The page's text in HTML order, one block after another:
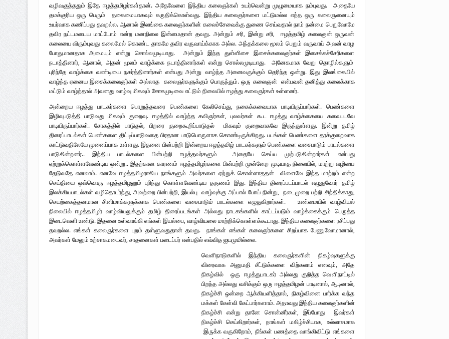
வழிவகுத்ததும் இதே ஈழத்தமிழர்கள்தான். அதேவேளை இந்திய கலைஞர்கள் உயர்வென்று முழுமையாக நம்புவது. அதையே
தமக்குரிய ஒரு பெரும் தகைமையாகவும் கருதிக்கொள்வது. இந்திய கலைஞர்களை மட்டுமல்ல எந்த ஒரு கலைஞனையும்
உயர்வாக கணிப்பது தவறல்ல. ஆனால் இலங்கை கலைஞர்களின் கலைச்சேவைக்கு துணை செய்வதால் நாம் நன்மை பெறுவோமே
தவிர நட்டமடைய மாட்டோம் என்ற மனநிலை இன்மைதான் தவறு. அன்றும் சரி, இன்று சரி, ஈழத்தமிழ் கலைஞன் ஒருவன்
கலையை விரும்புவது கலைமேல் கொண்ட தாகமே தவிர வருவாய்க்காக அல்ல. அந்தக்கலை மூலம் பெறும் வருவாய் அவன் வாழ
போதுமானதாக அமையும் என்று சொல்லமுடியாது. அன்றும் இந்த துள்ளிசை இசைக்கலைஞர்கள் இசைக்கச்சேரிகளை
நடாத்தினார், ஆனால், அதன் மூலம் வாழ்க்கை நடாத்தினார்கள் என்று சொல்லமுடியாது. அனேகமாக வேறு தொழில்களும்
புரிந்தே வாழ்க்கை வண்டியை நகர்த்தினார்கள் என்பது அன்று வாழ்ந்த அனைவருக்கும் தெரிந்த ஒன்று. இது இலங்கையில்
வாழ்ந்த ஏனைய இசைக்கலைஞர்கள் அல்லாத கலைஞர்களுக்கும் பொருந்தும். ஒரு கலைஞன் என்பவன் தனித்து கலைக்காக
மட்டும் வாழ்ந்தால் அவனது வாழ்வு மிகவும் சோகமுடிவை எட்டும் நிலையில் ஈழத்து கலைஞர்கள் உள்ளனர்.
அன்றைய ஈழத்து பாடகர்களை பொறுத்தவரை பெண்களை கேலிசெய்து, நகைக்சுவையாக பாடியிருப்பார்கள். பெண்களை
இழிவுபடுத்தி பாடுவது மிகவும் குறைவு. ஈழத்தில் வாழ்ந்த கவிஞர்கள், புலவர்கள் கூட ஈழத்து வாழ்க்கையை சுவைபடவே
பாடியிருப்பார்கள். சோகத்தில் பாடுதல், பிறரை குறைகூறிப்பாடுதல் மிகவும் குறைவாகவே இருந்துள்ளது. இன்று தமிழ்
திரைப்பாடல்கள் பெண்களை திட்டிப்பாடுவதை பிரதான பாடுபொருளாக கொண்டிருக்கிறது. படங்கள் பெண்களை தரக்குறைவாக
காட்டுவதிலேயே முனைப்பாக உள்ளது. இதனை பின்பற்றி இன்றைய ஈழத்தமிழ் பாடகர்களும் பெண்களை வசைபாடும் பாடல்களை
பாடுகின்றனர்.. இந்திய பாடல்களை பின்பற்றி ஈழத்தவர்களும் அதையே செய்ய முற்படுகின்றார்கள் என்பது
ஏற்றுக்கொள்ளவேண்டிய ஒன்று.. இதற்கான காரணம் ஈழத்தமிழர்களை பின்பற்றி முன்னேற முடியாத நிலையில், மாற்று வழியை
தேடுவதே எனலாம். எனவே ஈழத்தமிழராகிய நாங்களும் அவர்களை ஏற்றுக் கொள்ளாததன் விளைவே இந்த மாற்றம் என்ற
செய்தியை ஒவ்வொரு ஈழத்தமிழனும் புரிந்து கொள்ளவேண்டிய தருணம் இது. இந்திய திரைப்படப்பாடல் எழுதுவோர் தமிழ்
இலக்கியபாடல்கள் வழிதொடர்ந்து, அவற்றை பின்பற்றி, இயல்பு வாழ்வுக்கு அப்பால் போய் நின்று, நடைமுறை பற்றி சிந்திக்காது,
செயற்கைத்தனமான சினிமாக்களுக்காக பெண்களை வசைபாடும் பாடல்களை எழுதுகிறார்கள். உண்மையில் வாழ்வியல்
நிலையில் ஈழத்தமிழர் வாழ்வியலுக்கும் தமிழ் திரைப்படங்கள் அல்லது நாடகங்களில் காட்டப்படும் வாழ்க்கைக்கும் பெருத்த
இடைவெளி உண்டு. இதனை உள்வாங்கி எங்கள் இயல்பை, வாழ்வியலை மாற்றிக்கொள்ளக்கூடாது. இந்திய கலைஞர்களை ரசிப்பது
தவறல்ல. எங்கள் கலைஞர்களை புறம் தள்ளுவதுதான் தவறு. நாங்கள் எங்கள் கலைஞர்களை சிறப்பாக பேணுவோமானால்,
அவர்கள் மேலும் உற்சாகமடைவர், சாதனைகள் படைப்பர் என்பதில் எவ்வித ஐயமுமில்லை.
வெளிநாடுகளில் இந்திய கலைஞர்களின் நிகழ்வுகளுக்கு
விரைவாக அனுமதி சீட்டுக்களை விற்கலாம் எனவும், அதே
நிகழ்வில் ஒரு ஈழத்துபாடகர் அல்லது குறித்த வெளிநாட்டில்
பிறந்த அல்லது வசிக்கும் ஒரு ஈழத்தமிழன் பாடினால், ஆடினால்,
நிகழ்ச்சி ஒன்றை ஆக்கியளித்தால், நிகழ்வினை பார்க்க வந்த
மக்கள் கேள்வி கேட்பார்களாம். அதாவது இந்திய கலைஞர்களின்
நிகழ்ச்சி என்று தானே சொன்னீர்கள், இப்போது இவர்கள்
நிகழ்ச்சி செய்கிறார்கள், நாங்கள் மகிழ்ச்சியாக, உல்லாசமாக
இருக்க வருகிறோம், நீங்கள் பணத்தை வாங்கிவிட்டு எங்களை